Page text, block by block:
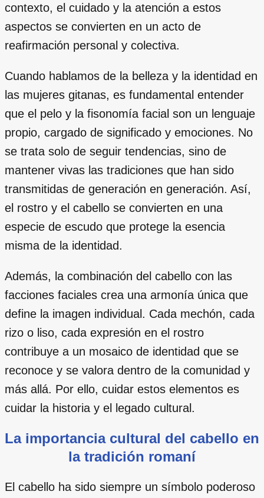
contexto, el cuidado y la atención a estos
aspectos se convierten en un acto de
reafirmación personal y colectiva.
Cuando hablamos de la belleza y la identidad en
las mujeres gitanas, es fundamental entender
que el pelo y la fisonomía facial son un lenguaje
propio, cargado de significado y emociones. No
se trata solo de seguir tendencias, sino de
mantener vivas las tradiciones que han sido
transmitidas de generación en generación. Así,
el rostro y el cabello se convierten en una
especie de escudo que protege la esencia
misma de la identidad.
Además, la combinación del cabello con las
facciones faciales crea una armonía única que
define la imagen individual. Cada mechón, cada
rizo o liso, cada expresión en el rostro
contribuye a un mosaico de identidad que se
reconoce y se valora dentro de la comunidad y
más allá. Por ello, cuidar estos elementos es
cuidar la historia y el legado cultural.
La importancia cultural del cabello en
la tradición romaní
El cabello ha sido siempre un símbolo poderoso